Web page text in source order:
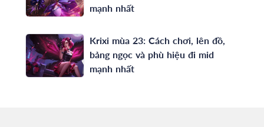
mạnh nhất
Krixi mùa 23: Cách chơi, lên đồ,
bảng ngọc và phù hiệu đi mid
mạnh nhất